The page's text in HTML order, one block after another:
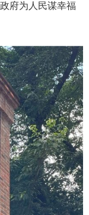
府为人民谋幸福